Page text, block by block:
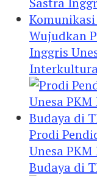
Wujudkan
Inggris
Prodi
Unesa
Budaya di